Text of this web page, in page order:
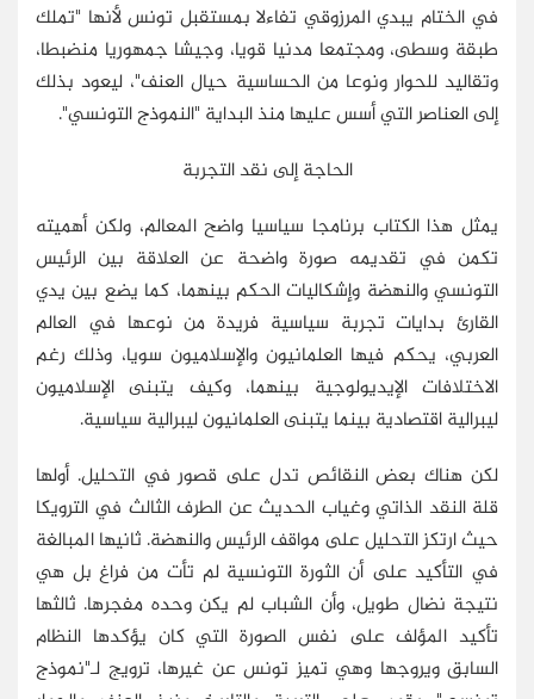
في الختام يبدي المرزوقي تفاءلا بمستقبل تونس لأنها "تملك
طبقة وسطى، ومجتمعا مدنيا قويا، وجيشا جمهوريا منضبطا،
وتقاليد للحوار ونوعا من الحساسية حيال العنف"، ليعود بذلك
إلى العناصر التي أسس عليها منذ البداية "النموذج التونسي".
الحاجة إلى نقد التجربة
يمثل هذا الكتاب برنامجا سياسيا واضح المعالم، ولكن أهميته
تكمن في تقديمه صورة واضحة عن العلاقة بين الرئيس
التونسي والنهضة وإشكاليات الحكم بينهما، كما يضع بين يدي
القارئ بدايات تجربة سياسية فريدة من نوعها في العالم
العربي، يحكم فيها العلمانيون والإسلاميون سويا، وذلك رغم
الاختلافات الإيديولوجية بينهما، وكيف يتبنى الإسلاميون
ليبرالية اقتصادية بينما يتبنى العلمانيون ليبرالية سياسية.
لكن هناك بعض النقائص تدل على قصور في التحليل. أولها
قلة النقد الذاتي وغياب الحديث عن الطرف الثالث في الترويكا
حيث ارتكز التحليل على مواقف الرئيس والنهضة. ثانيها المبالغة
في التأكيد على أن الثورة التونسية لم تأت من فراغ بل هي
نتيجة نضال طويل، وأن الشباب لم يكن وحده مفجرها. ثالثها
تأكيد المؤلف على نفس الصورة التي كان يؤكدها النظام
السابق ويروجها وهي تميز تونس عن غيرها، ترويج لـ"نموذج